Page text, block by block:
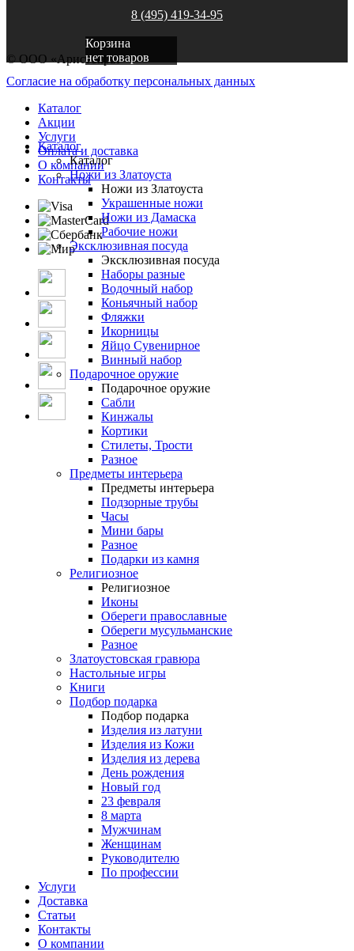
8 (495) 419-34-95
Корзина
нет товаров
© ООО «Аристократ»
Согласие на обработку персональных данных
Каталог
Акции
Услуги
Оплата и доставка
О компании
Контакты
Каталог
Каталог
Ножи из Златоуста
Ножи из Златоуста
Украшенные ножи
Ножи из Дамаска
Рабочие ножи
Эксклюзивная посуда
Эксклюзивная посуда
Наборы разные
Водочный набор
Коньячный набор
Фляжки
Икорницы
Яйцо Сувенирное
Винный набор
Подарочное оружие
Подарочное оружие
Сабли
Кинжалы
Кортики
Стилеты, Трости
Разное
Предметы интерьера
Предметы интерьера
Подзорные трубы
Часы
Мини бары
Разное
Подарки из камня
Религиозное
Религиозное
Иконы
Обереги православные
Обереги мусульманские
Разное
Златоустовская гравюра
Настольные игры
Книги
Подбор подарка
Подбор подарка
Изделия из латуни
Изделия из Кожи
Изделия из дерева
День рождения
Новый год
23 февраля
8 марта
Мужчинам
Женщинам
Руководителю
По профессии
Услуги
Доставка
Статьи
Контакты
О компании